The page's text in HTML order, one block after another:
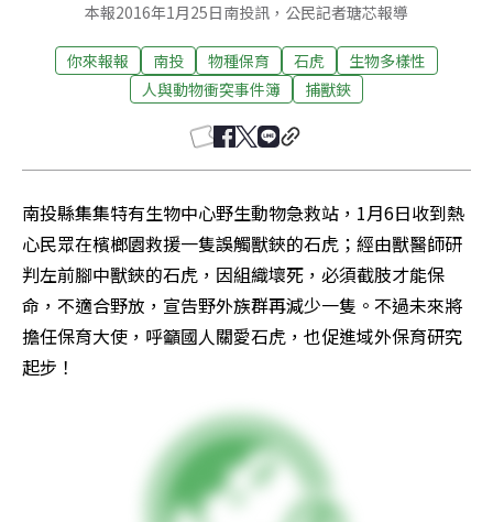
本報2016年1月25日南投訊，公民記者瑭芯報導
你來報報 南投 物種保育 石虎
生物多樣性
人與動物衝突事件簿
捕獸鋏
南投縣集集特有生物中心野生動物急救站，1月6日收到熱
心民眾在檳榔園救援一隻誤觸獸鋏的石虎；經由獸醫師研
判左前腳中獸鋏的石虎，因組織壞死，必須截肢才能保
命，不適合野放，宣告野外族群再減少一隻。不過未來將
擔任保育大使，呼籲國人關愛石虎，也促進域外保育研究
起步！